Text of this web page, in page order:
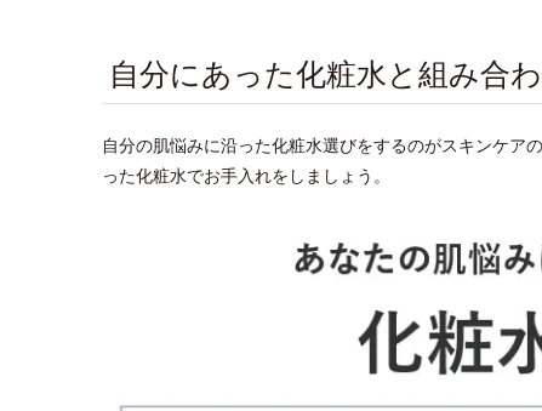
自分にあった化粧水と組み合
自分の肌悩みに沿った化粧水選びをするのがスキンケア
った化粧水でお手入れをしましょう。